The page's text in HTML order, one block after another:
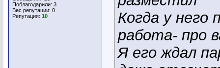
Поблагодарили: 3
Вес репутации: 0
Репутация: 10
Когда у него
работа- про
Я его ждал